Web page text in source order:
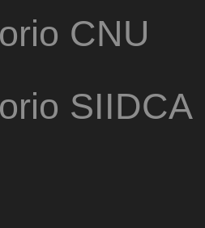
CNU
SIIDCA